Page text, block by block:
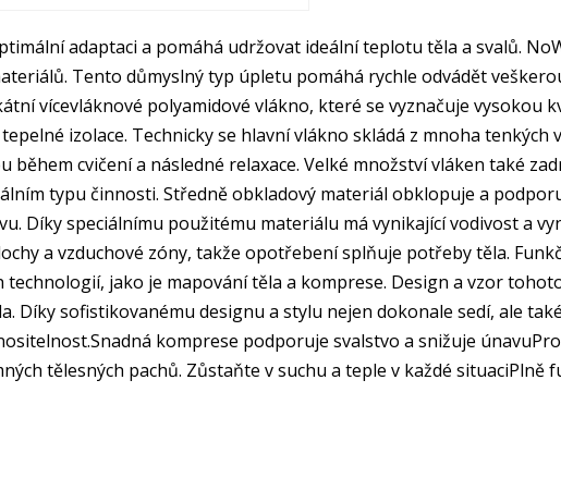
adaptaci a pomáhá udržovat ideální teplotu těla a svalů.
Tento důmyslný typ úpletu pomáhá rychle odvádět
vícevláknové polyamidové vlákno, které se vyznačuje vysokou
izolace. Technicky se hlavní vlákno skládá z mnoha
během cvičení a následné relaxace. Velké množství vláken také
typu činnosti. Středně obkladový materiál obklopuje a
Díky speciálnímu použitému materiálu má vynikající vodivost a
a vzduchové zóny, takže opotřebení splňuje potřeby těla.
jako je mapování těla a komprese. Design a vzor
Díky sofistikovanému designu a stylu nejen dokonale sedí, ale
komprese podporuje svalstvo a snižuje
tělesných pachů. Zůstaňte v suchu a teple v každé situaciPlně